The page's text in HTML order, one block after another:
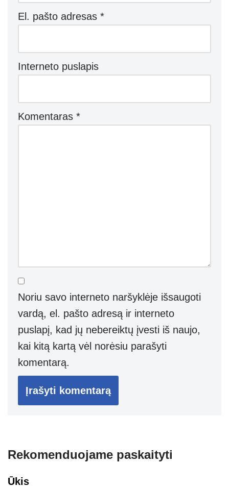
El. pašto adresas *
Interneto puslapis
Komentaras *
Noriu savo interneto naršyklėje išsaugoti
vardą, el. pašto adresą ir interneto
puslapį, kad jų nebereiktų įvesti iš naujo,
kai kitą kartą vėl norėsiu parašyti
komentarą.
Rekomenduojame paskaityti
Ūkis